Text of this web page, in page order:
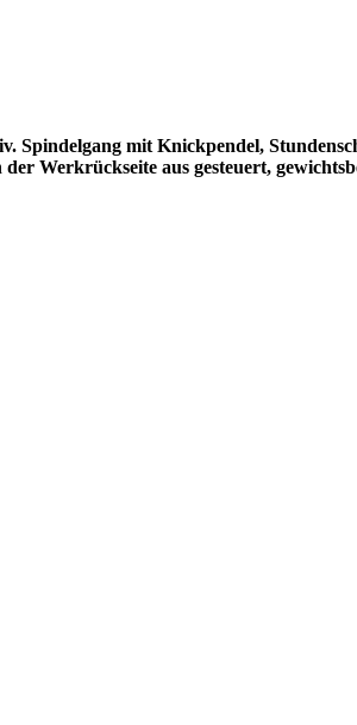
mit Knickpendel,
Werkrückseite aus gesteuert,